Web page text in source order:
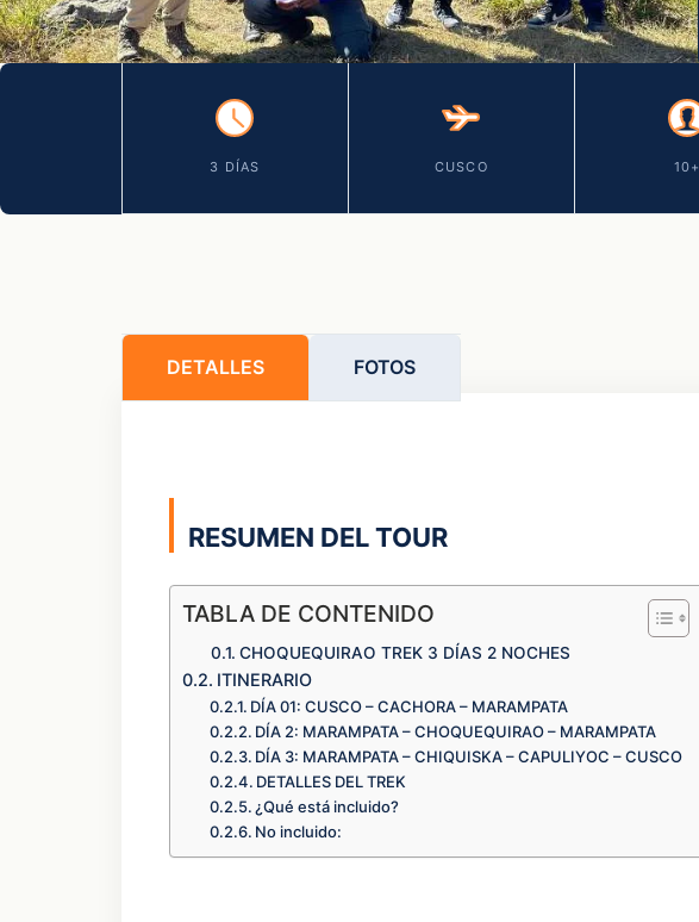
3 DÍAS CUSCO 10+
DETALLES FOTOS
RESUMEN DEL TOUR
TABLA DE CONTENIDO
CHOQUEQUIRAO TREK 3 DÍAS 2 NOCHES
ITINERARIO
DÍA 01: CUSCO – CACHORA – MARAMPATA
DÍA 2: MARAMPATA – CHOQUEQUIRAO – MARAMPATA
DÍA 3: MARAMPATA – CHIQUISKA – CAPULIYOC – CUSCO
DETALLES DEL TREK
¿Qué está incluido?
No incluido: